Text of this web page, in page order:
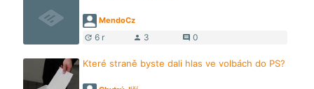
MendoCz
update 6 r person 3 comment 0
Které straně byste dali hlas ve volbách do PS?